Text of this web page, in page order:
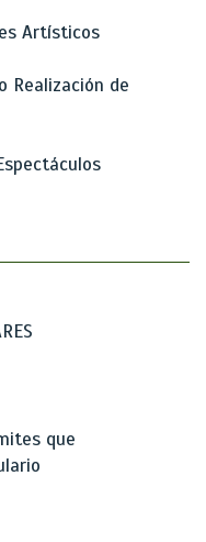
Artísticos
Realización de
que